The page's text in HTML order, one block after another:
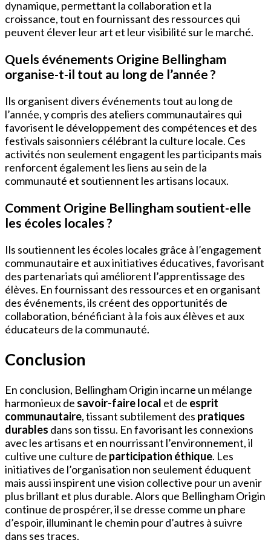
dynamique, permettant la collaboration et la
croissance, tout en fournissant des ressources qui
peuvent élever leur art et leur visibilité sur le marché.
Quels événements Origine Bellingham
organise-t-il tout au long de l’année ?
Ils organisent divers événements tout au long de
l’année, y compris des ateliers communautaires qui
favorisent le développement des compétences et des
festivals saisonniers célébrant la culture locale. Ces
activités non seulement engagent les participants mais
renforcent également les liens au sein de la
communauté et soutiennent les artisans locaux.
Comment Origine Bellingham soutient-elle
les écoles locales ?
Ils soutiennent les écoles locales grâce à l’engagement
communautaire et aux initiatives éducatives, favorisant
des partenariats qui améliorent l’apprentissage des
élèves. En fournissant des ressources et en organisant
des événements, ils créent des opportunités de
collaboration, bénéficiant à la fois aux élèves et aux
éducateurs de la communauté.
Conclusion
En conclusion, Bellingham Origin incarne un mélange
harmonieux de savoir-faire local et de esprit
communautaire, tissant subtilement des pratiques
durables dans son tissu. En favorisant les connexions
avec les artisans et en nourrissant l’environnement, il
cultive une culture de participation éthique. Les
initiatives de l’organisation non seulement éduquent
mais aussi inspirent une vision collective pour un avenir
plus brillant et plus durable. Alors que Bellingham Origin
continue de prospérer, il se dresse comme un phare
d’espoir, illuminant le chemin pour d’autres à suivre
dans ses traces.